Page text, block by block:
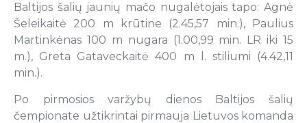
Baltijos šalių jaunių mačo nugalėtojais tapo: Agnė
Šeleikaitė 200 m krūtine (2.45,57 min.), Paulius
Martinkėnas 100 m nugara (1.00,99 min. LR iki 15
m.), Greta Gataveckaitė 400 m l. stiliumi (4.42,11
min.).
Po pirmosios varžybų dienos Baltijos šalių
čempionate užtikrintai pirmauja Lietuvos komanda